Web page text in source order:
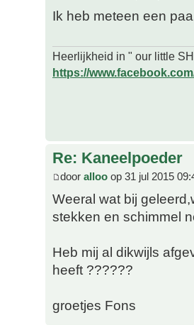
Ik heb meteen een
Heerlijkheid in " our little
https://
Re: Kaneelpoeder
door alloo op 31 jul 2015
Weeral wat bij
stekken en schimmel
Heb mij al dikwijls
heeft ??????
groetjes Fons